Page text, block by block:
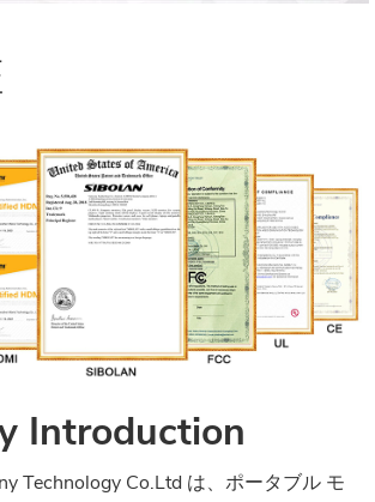
Introduction
Technology Co.Ltd は、ポータブル モ